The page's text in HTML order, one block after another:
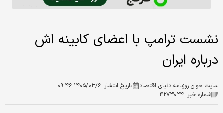
نشست ترامپ با اعضای کابینه اش
درباره ایران
سایت خوان روزنامه دنیای اقتصاد تاریخ انتشار :۱۴۰۵/۰۳/۶ ۰۹:۴۶
شماره خبر :۴۲۷۳۰۲۴